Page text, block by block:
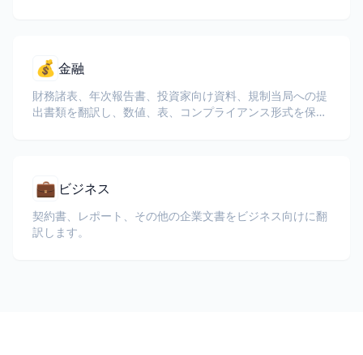
💰 金融
財務諸表、年次報告書、投資家向け資料、規制当局への提
出書類を翻訳し、数値、表、コンプライアンス形式を保持
💼 ビジネス
契約書、レポート、その他の企業文書をビジネス向けに翻
訳します。